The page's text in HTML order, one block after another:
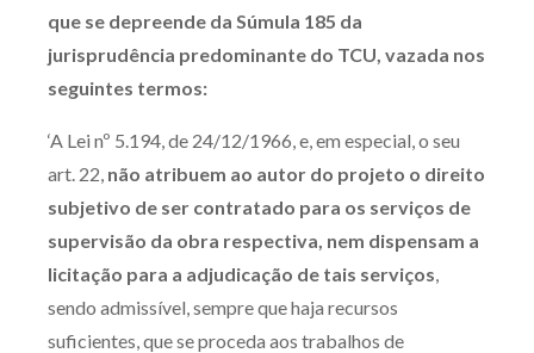
que se depreende da Súmula 185 da
jurisprudência predominante do TCU, vazada nos
seguintes termos:
‘A Lei nº 5.194, de 24/12/1966, e, em especial, o seu
art. 22, não atribuem ao autor do projeto o direito
subjetivo de ser contratado para os serviços de
supervisão da obra respectiva, nem dispensam a
licitação para a adjudicação de tais serviços,
sendo admissível, sempre que haja recursos
suficientes, que se proceda aos trabalhos de